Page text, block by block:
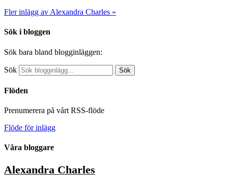
Fler inlägg av Alexandra Charles »
Sök i bloggen
Sök bara bland blogginläggen:
Sök Sök
Flöden
Prenumerera på vårt RSS-flöde
Flöde för inlägg
Våra bloggare
Alexandra Charles